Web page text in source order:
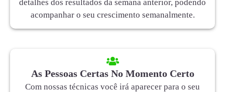
detalhes dos resultados da semana anterior, podendo
acompanhar o seu crescimento semanalmente.
As Pessoas Certas No Momento Certo
Com nossas técnicas você irá aparecer para o seu